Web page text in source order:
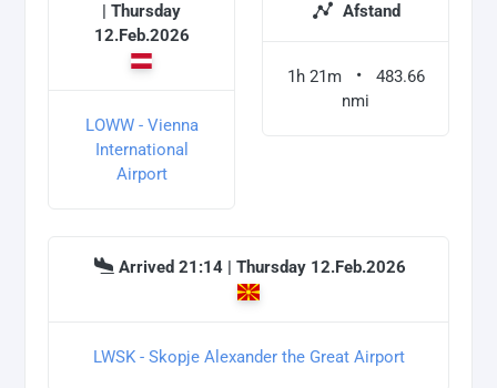
| Thursday
12.Feb.2026
LOWW - Vienna
International
Airport
Afstand
1h 21m
483.66
nmi
Arrived 21:14 | Thursday 12.Feb.2026
LWSK - Skopje Alexander the Great Airport